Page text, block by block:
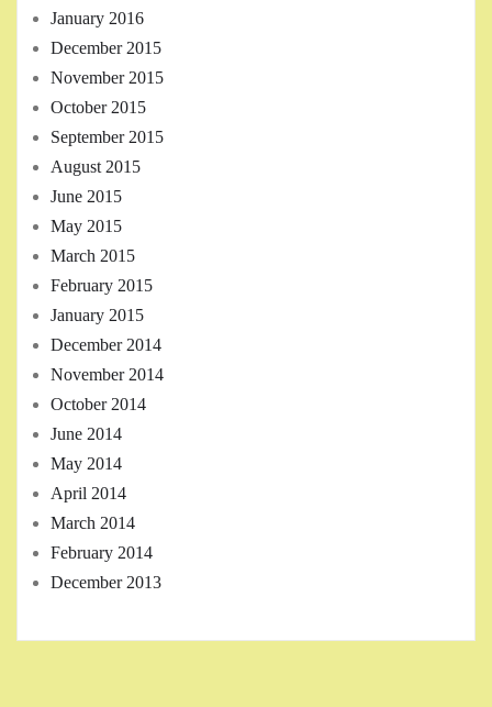
January 2016
December 2015
November 2015
October 2015
September 2015
August 2015
June 2015
May 2015
March 2015
February 2015
January 2015
December 2014
November 2014
October 2014
June 2014
May 2014
April 2014
March 2014
February 2014
December 2013